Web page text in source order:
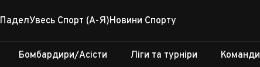
ПаделУвесь Спорт (А-Я)Новини Спорту
Бомбардири/Асісти Ліги та турніри Команди